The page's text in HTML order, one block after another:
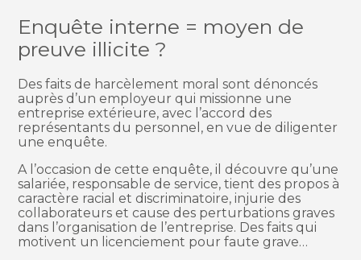
Enquête interne = moyen de
preuve illicite ?
Des faits de harcèlement moral sont dénoncés
auprès d’un employeur qui missionne une
entreprise extérieure, avec l’accord des
représentants du personnel, en vue de diligenter
une enquête.
A l’occasion de cette enquête, il découvre qu’une
salariée, responsable de service, tient des propos à
caractère racial et discriminatoire, injurie des
collaborateurs et cause des perturbations graves
dans l’organisation de l’entreprise. Des faits qui
motivent un licenciement pour faute grave…